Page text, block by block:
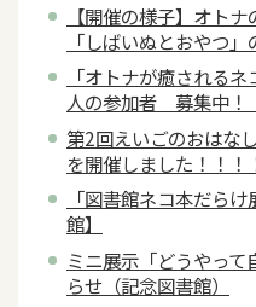
【開催の様子】オト
「しばいぬとおやつ
「オトナが癒される
人の参加者 募集中！
第2回えいごのおはな
を開催しました！！！
「図書館ネコ本だら
館】
ミニ展示「どうやっ
らせ（記念図書館）